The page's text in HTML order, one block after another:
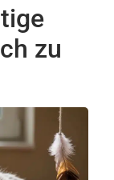
zu